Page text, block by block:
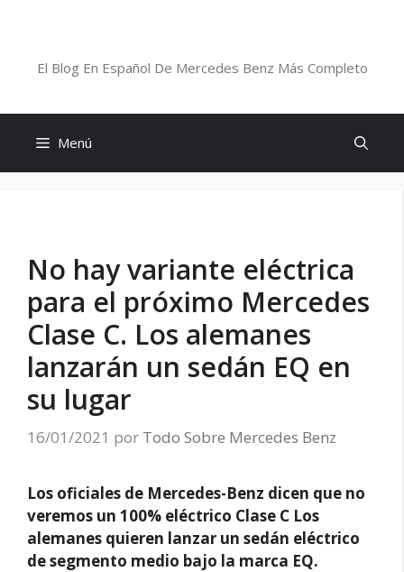
El Blog En Español De Mercedes Benz Más Completo
Menú
No hay variante eléctrica
para el próximo Mercedes
Clase C. Los alemanes
lanzarán un sedán EQ en
su lugar
16/01/2021 por Todo Sobre Mercedes Benz
Los oficiales de Mercedes-Benz dicen que no
veremos un 100% eléctrico Clase C Los
alemanes quieren lanzar un sedán eléctrico
de segmento medio bajo la marca EQ.